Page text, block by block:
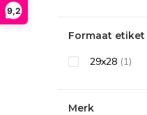
9,2
Formaat etiket
29x28 (1)
Merk